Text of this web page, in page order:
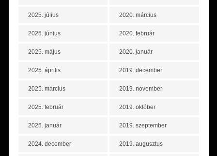
2025. július
2025. június
2025. május
2025. április
2025. március
2025. február
2025. január
2024. december
2020. március
2020. február
2020. január
2019. december
2019. november
2019. október
2019. szeptember
2019. augusztus